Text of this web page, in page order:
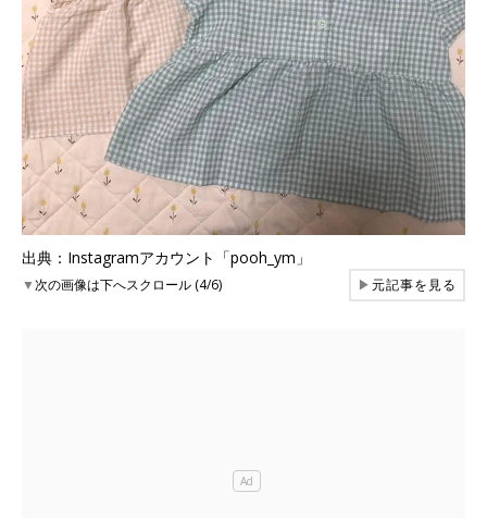
出典：Instagramアカウント「pooh_ym」
▼次の画像は下へスクロール (4/6) ▶元記事を見る